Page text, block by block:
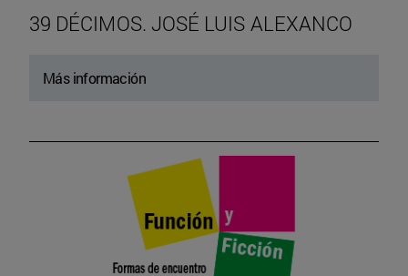
39 DÉCIMOS. JOSÉ LUIS ALEXANCO
Más información